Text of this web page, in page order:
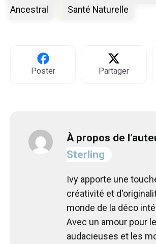
Ancestral
Santé Naturelle
Poster Partager
À propos de
Sterling
Ivy apporte une
créativité et
monde de la déco
Avec un amour pour
audacieuses et les